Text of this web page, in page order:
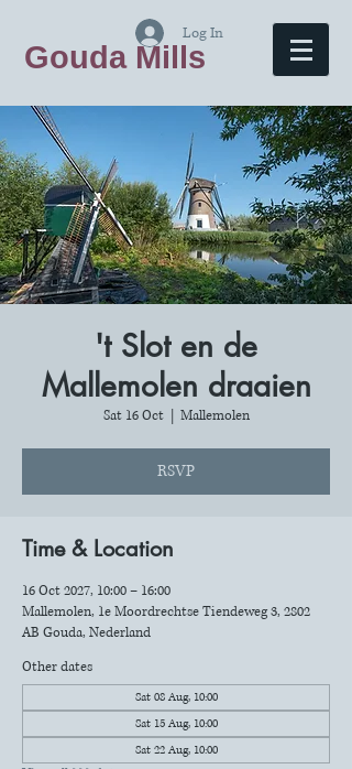
Gouda Mills
Log In
't Slot en de
Mallemolen draaien
Sat 16 Oct
  |
Mallemolen
RSVP
Time & Location
16 Oct 2027, 10:00 – 16:00
Mallemolen, 1e Moordrechtse Tiendeweg 3, 2802
AB Gouda, Nederland
Other dates
Sat 08 Aug, 10:00
Sat 15 Aug, 10:00
Sat 22 Aug, 10:00